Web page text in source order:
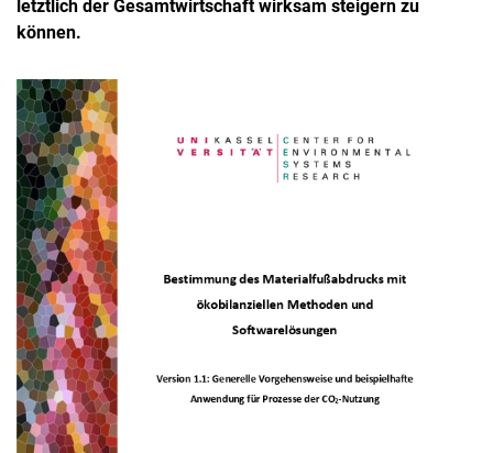
letztlich der Gesamtwirtschaft wirksam steigern zu
können.